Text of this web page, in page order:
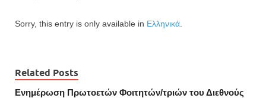
Sorry, this entry is only available in Ελληνικά
Related Posts
Ενημέρωση Πρωτοετών Φοιτητών/τριών του Διεθνούς